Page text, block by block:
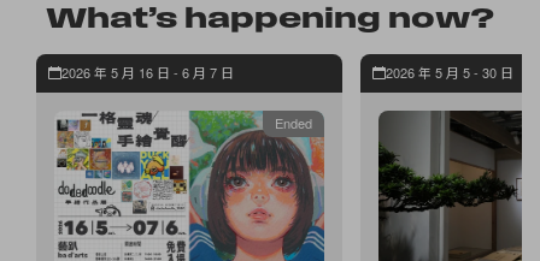
What’s happening now?
Ended
2026 年 5 月 16 日 - 6 月 7 日 2026 年 5 月 5 - 30 日